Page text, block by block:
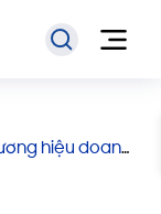
hiệu doanh